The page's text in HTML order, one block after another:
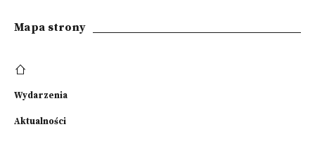
Mapa strony
Wydarzenia
Aktualności